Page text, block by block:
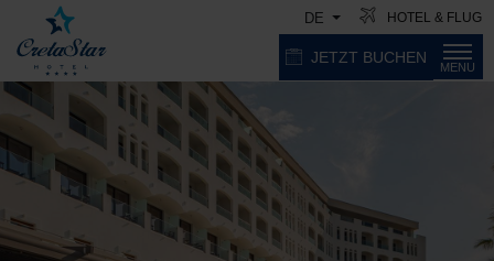
DE HOTEL & FLUG
MENU
JETZT BUCHEN